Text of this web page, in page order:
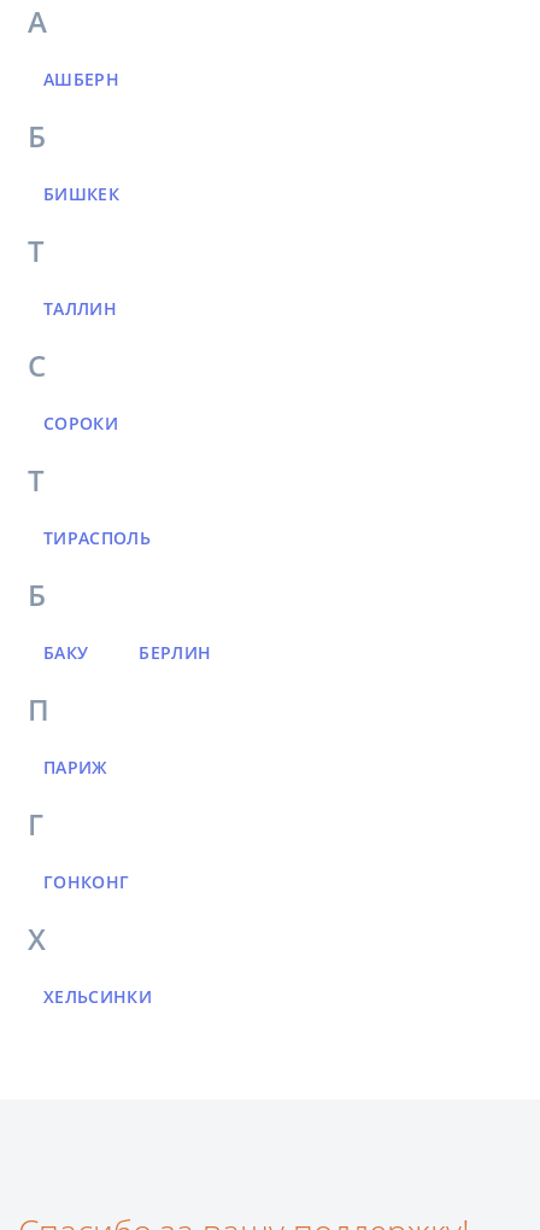
А
АШБЕРН
Б
БИШКЕК
Т
ТАЛЛИН
С
СОРОКИ
Т
ТИРАСПОЛЬ
Б
БАКУ БЕРЛИН
П
ПАРИЖ
Г
ГОНКОНГ
Х
ХЕЛЬСИНКИ